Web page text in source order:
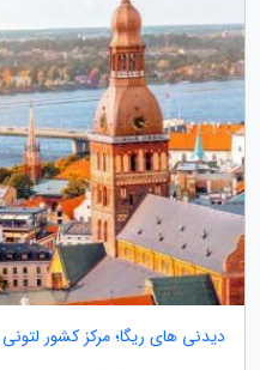
دیدنی های ریگا؛ مرکز کشور